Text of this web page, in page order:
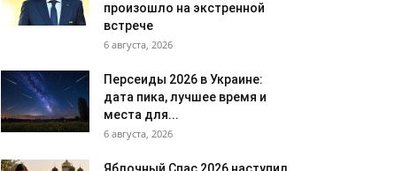
произошло на экстренной
встрече
6 августа, 2026
Персеиды 2026 в Украине:
дата пика, лучшее время и
места для...
6 августа, 2026